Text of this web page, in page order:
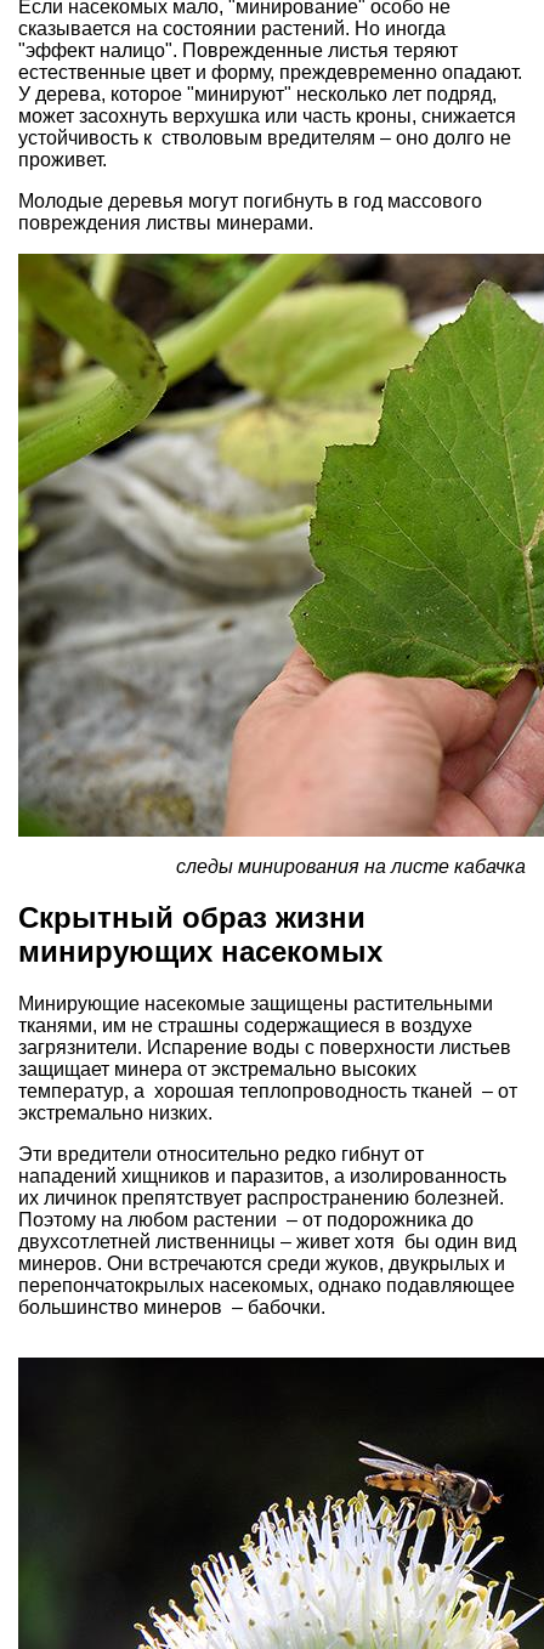
Если насекомых мало, "минирование" особо не
сказывается на состоянии растений. Но иногда
"эффект налицо". Поврежденные листья теряют
естественные цвет и форму, преждевременно опадают.
У дерева, которое "минируют" несколько лет подряд,
может засохнуть верхушка или часть кроны, снижается
устойчивость к стволовым вредителям – оно долго не
проживет.
Молодые деревья могут погибнуть в год массового
повреждения листвы минерами.
следы минирования на листе кабачка
Скрытный образ жизни
минирующих насекомых
Минирующие насекомые защищены растительными
тканями, им не страшны содержащиеся в воздухе
загрязнители. Испарение воды с поверхности листьев
защищает минера от экстремально высоких
температур, а хорошая теплопроводность тканей – от
экстремально низких.
Эти вредители относительно редко гибнут от
нападений хищников и паразитов, а изолированность
их личинок препятствует распространению болезней.
Поэтому на любом растении – от подорожника до
двухсотлетней лиственницы – живет хотя бы один вид
минеров. Они встречаются среди жуков, двукрылых и
перепончатокрылых насекомых, однако подавляющее
большинство минеров – бабочки.